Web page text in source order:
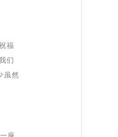
福
们
虽然